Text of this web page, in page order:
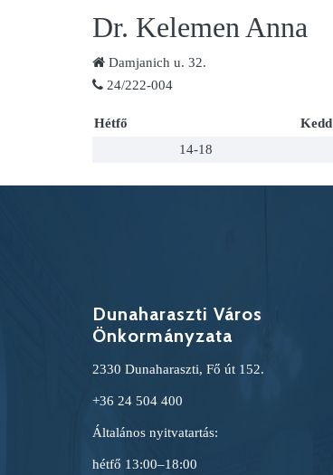
Dr. Kelemen Anna
Damjanich u. 32.
24/222-004
Hétfő Kedd
14-18
Dunaharaszti Város
Önkormányzata
2330 Dunaharaszti, Fő út 152.
+36 24 504 400
Általános nyitvatartás:
hétfő 13:00–18:00